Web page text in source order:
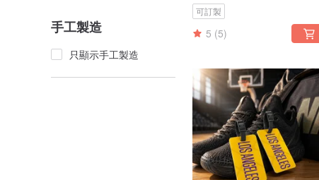
手工製造
只顯示手工製造
可訂製
5 (5)